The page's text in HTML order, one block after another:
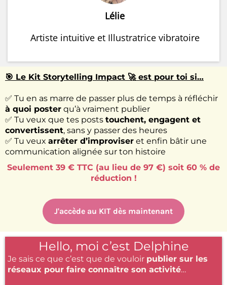
Lélie
Artiste intuitive et Illustratrice vibratoire
🎯 Le Kit Storytelling Impact 🚀 est pour toi si…
✅ Tu en as marre de passer plus de temps à réfléchir
à quoi poster qu’à vraiment publier
✅ Tu veux que tes posts touchent, engagent et
convertissent, sans y passer des heures
✅ Tu veux arrêter d’improviser et enfin bâtir une
communication alignée sur ton histoire
Seulement 39 € TTC (au lieu de 97 €) soit 60 % de
réduction !
J'accède au KIT dès maintenant
Hello, moi c’est Delphine
Je sais ce que c’est que de vouloir publier sur les
réseaux pour faire connaître son activité…